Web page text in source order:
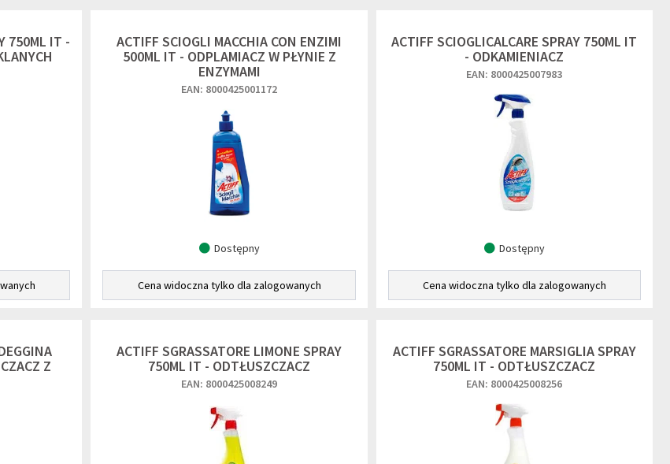
750ML IT -
ACTIFF SCIOGLI MACCHIA CON ENZIMI
500ML IT - ODPLAMIACZ W PŁYNIE Z
ENZYMAMI
EAN: 8000425001172
Dostępny
Cena widoczna tylko dla zalogowanych
ACTIFF SCIOGLICALCARE SPRAY 750ML IT
- ODKAMIENIACZ
EAN: 8000425007983
Dostępny
Cena widoczna tylko dla zalogowanych
Z
ACTIFF SGRASSATORE LIMONE SPRAY
750ML IT - ODTŁUSZCZACZ
EAN: 8000425008249
ACTIFF SGRASSATORE MARSIGLIA SPRAY
750ML IT - ODTŁUSZCZACZ
EAN: 8000425008256